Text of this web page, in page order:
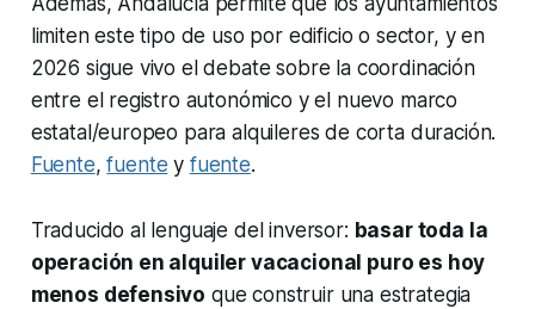
limiten este tipo de uso por edificio o sector, y en
2026 sigue vivo el debate sobre la coordinación
entre el registro autonómico y el nuevo marco
estatal/europeo para alquileres de corta duración.
Fuente,fuente y fuente.
Traducido al lenguaje del inversor: basar toda la
operación en alquiler vacacional puro es hoy
menos defensivo que construir una estrategia